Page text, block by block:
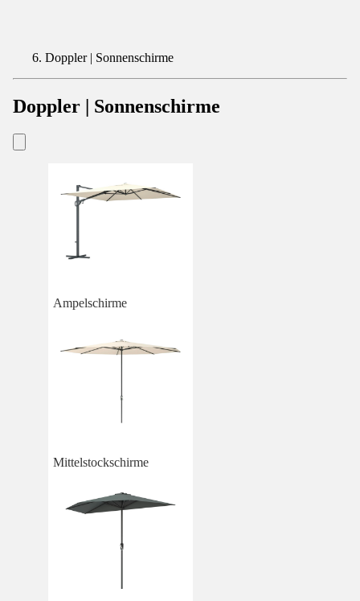
Doppler | Sonnenschirme
Doppler | Sonnenschirme
Ampelschirme
Mittelstockschirme